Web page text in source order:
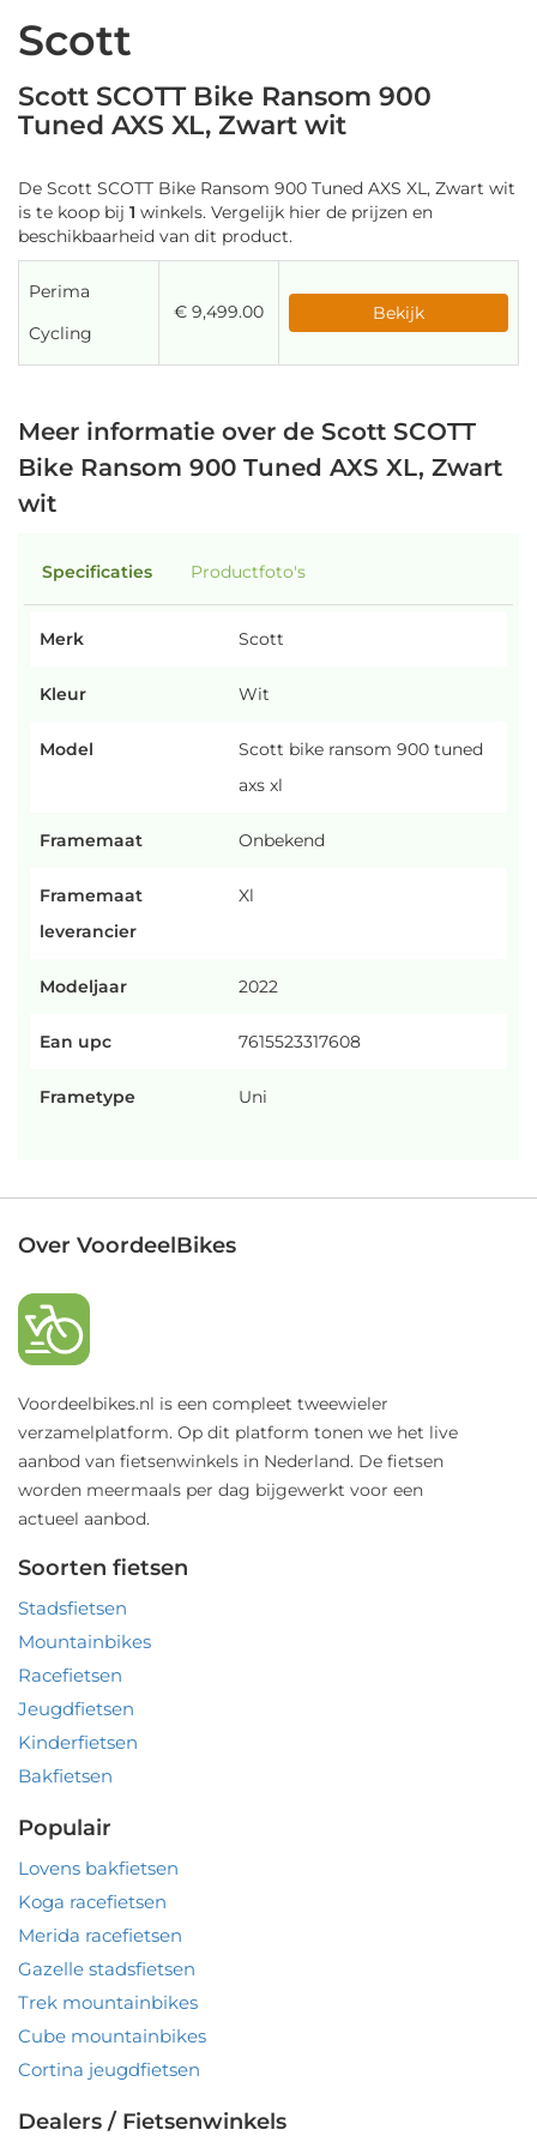
Scott
Scott SCOTT Bike Ransom 900
Tuned AXS XL, Zwart wit
De Scott SCOTT Bike Ransom 900 Tuned AXS XL, Zwart wit
is te koop bij 1 winkels. Vergelijk hier de prijzen en
beschikbaarheid van dit product.
Perima
Cycling
€ 9,499.00 Bekijk
Meer informatie over de Scott SCOTT
Bike Ransom 900 Tuned AXS XL, Zwart
wit
Specificaties Productfoto's
Merk Scott
Kleur Wit
Model
Scott bike ransom 900 tuned
axs xl
Framemaat Onbekend
Framemaat
leverancier
Xl
Modeljaar 2022
Ean upc 7615523317608
Frametype Uni
Over VoordeelBikes
Voordeelbikes.nl is een compleet tweewieler
verzamelplatform. Op dit platform tonen we het live
aanbod van fietsenwinkels in Nederland. De fietsen
worden meermaals per dag bijgewerkt voor een
actueel aanbod.
Soorten fietsen
Stadsfietsen
Mountainbikes
Racefietsen
Jeugdfietsen
Kinderfietsen
Bakfietsen
Populair
Lovens bakfietsen
Koga racefietsen
Merida racefietsen
Gazelle stadsfietsen
Trek mountainbikes
Cube mountainbikes
Cortina jeugdfietsen
Dealers / Fietsenwinkels